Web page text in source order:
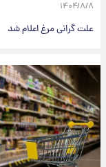
۱۴۰۴/۸/۸
علت گرانی مرغ اعلام شد